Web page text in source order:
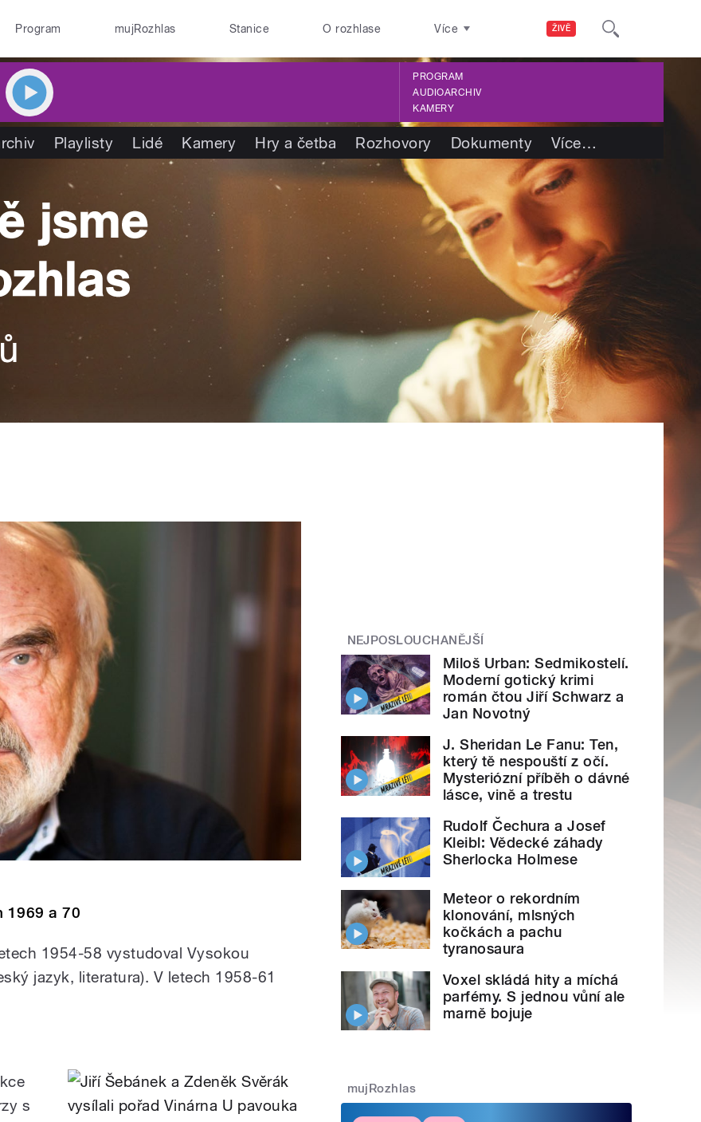
ŽIVĚ
Program mujRozhlas Stanice O rozhlase Více
PROGRAM
AUDIOARCHIV
KAMERY
Playlisty Lidé Kamery Hry a četba Rozhovory Dokumenty Více…
1969 a 70
1954-58 vystudoval Vysokou
jazyk, literatura). V letech 1958-61
s
NEJPOSLOUCHANĚJŠÍ
Miloš Urban: Sedmikostelí.
Moderní gotický krimi
román čtou Jiří Schwarz a
Jan Novotný
J. Sheridan Le Fanu: Ten,
který tě nespouští z očí.
Mysteriózní příběh o dávné
lásce, vině a trestu
Rudolf Čechura a Josef
Kleibl: Vědecké záhady
Sherlocka Holmese
Meteor o rekordním
klonování, mlsných
kočkách a pachu
tyranosaura
Voxel skládá hity a míchá
parfémy. S jednou vůní ale
marně bojuje
mujRozhlas